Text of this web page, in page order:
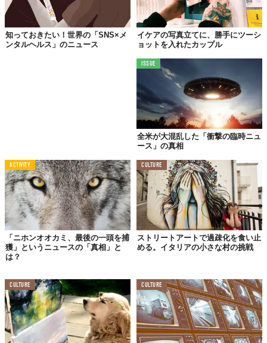
完成。
車体に風景を描くことで、見事に 交差点で消えている。こんなデ
ザイン見たことない。
「BoredPanda」によると、旧社会主義の名残を受け、様々な文
知っておきたい！世界の「SNS×メ
ンタルヘルス」のニュース
イケアの写真立てに、勝手にツーシ
ョットを入れたカップル
ISSUE
全米が大混乱した「衝撃の臨時ニュ
ース」の真相
ACTIVITY
「ニホンオオカミ、最後の一頭を捕
獲」というニュースの「真相」と
は？
CULTURE
ストリートアートで過疎化を食い止
める。イタリアの小さな村の挑戦
CULTURE CULTURE